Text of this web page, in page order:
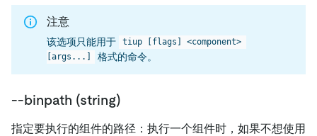
注意
该选项只能用于
tiup [flags] <component>
[args...]
格式的命令。
--binpath (string)
指定要执行的组件的路径：执行一个组件时，如果不想使用